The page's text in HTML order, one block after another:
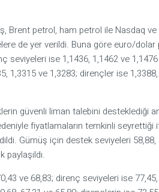
Brent petrol, ham petrol ile Nasdaq
de yer verildi. Buna göre euro/
seviyeleri ise 1,1436, 1,1462 ve
1,3315 ve 1,3283; dirençler ise 1,3388,
güvenli liman talebini desteklediği
fiyatlamaların temkinli
Gümüş için destek seviyeleri
ve 68,83; direnç seviyeleri ise